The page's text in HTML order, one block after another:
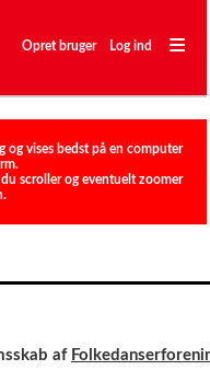
―
―
―
Opret bruger Log ind
og vises bedst på en computer
scroller og eventuelt zoomer
af